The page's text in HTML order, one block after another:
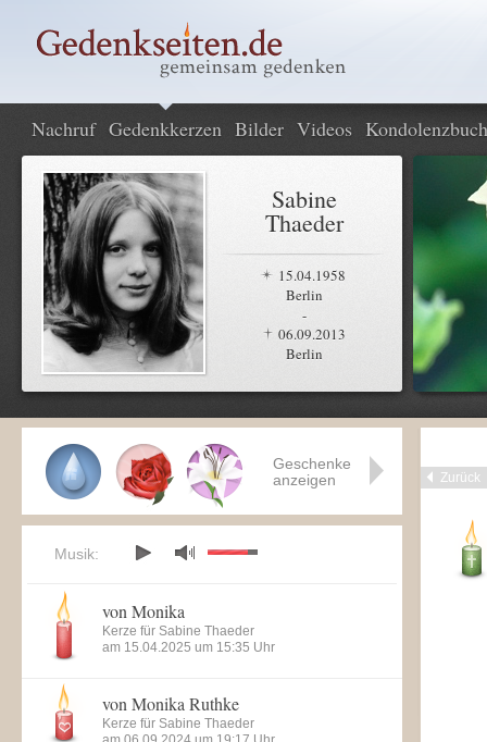
Nachruf Gedenkkerzen Bilder Videos Kondolenzbuch
Sabine
Thaeder
15.04.1958
Berlin
-
06.09.2013
Berlin
Zurück
Geschenke
anzeigen
Musik:
von Monika
Kerze für Sabine Thaeder
am 15.04.2025 um 15:35 Uhr
von Monika Ruthke
Kerze für Sabine Thaeder